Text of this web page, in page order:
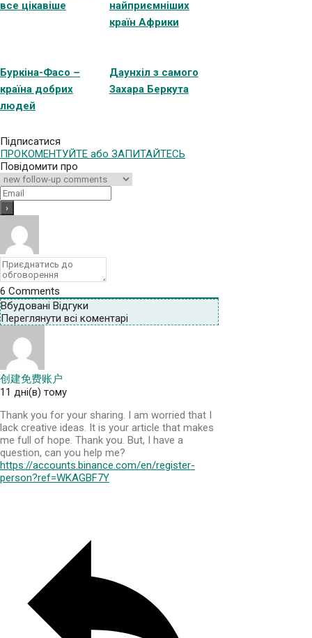
все цікавіше
найприємніших
країн Африки
Буркіна-Фасо –
країна добрих
людей
Даунхіл з самого
Захара Беркута
Підписатися
ПРОКОМЕНТУЙТЕ або ЗАПИТАЙТЕСЬ
Повідомити про
6 Comments
Вбудовані Відгуки
Переглянути всі коментарі
创建免费账户
11 дні(в) тому
Thank you for your sharing. I am worried that I
lack creative ideas. It is your article that makes
me full of hope. Thank you. But, I have a
question, can you help me?
https://accounts.binance.com/en/register-
person?ref=WKAGBF7Y